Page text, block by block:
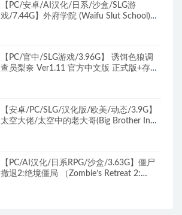
【PC/安卓/AI汉化/日系/沙盒/SLG游
戏/7.44G】外府学院 (Waifu Slut School)
【PC/官中/SLG游戏/3.96G】 诱饵色狼调
查员梨奈 Ver1.11 官方中文版 正式版+存档
【安卓/PC/SLG/汉化版/欧美/动态/3.9G】
太空大佬/太空中的老大哥(Big Brother In
【PC/AI汉化/日系RPG/沙盒/3.63G】僵尸
撤退2:绝境僵局 （Zombie’s Retreat 2: